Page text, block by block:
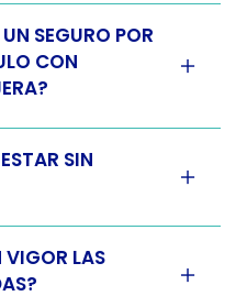
SEGURO POR
CON
SIN
VIGOR LAS